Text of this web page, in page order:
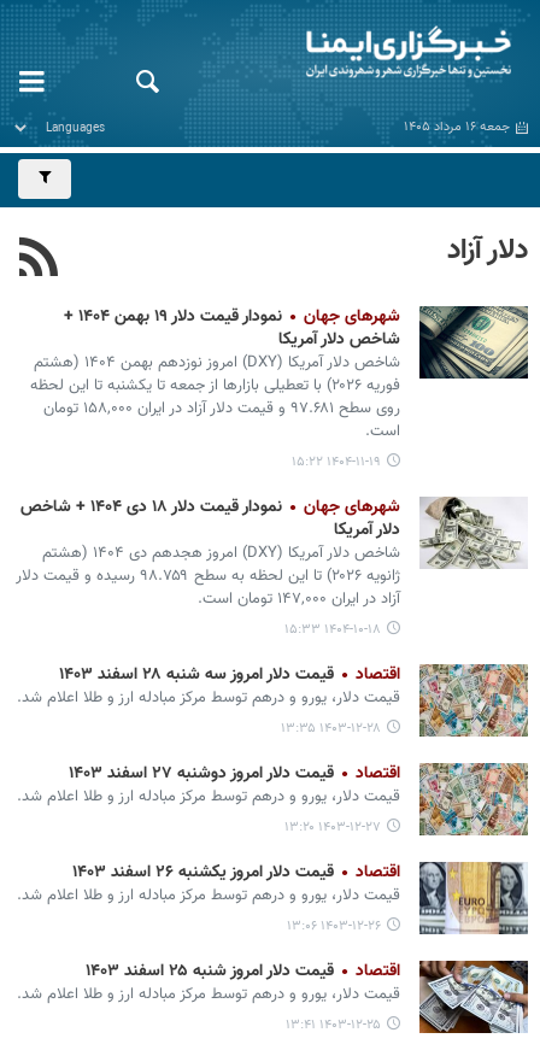
جمعه ۱۶ مرداد ۱۴۰۵
دلار آزاد
شهرهای جهان
نمودار قیمت دلار ۱۹ بهمن ۱۴۰۴ +
شاخص دلار آمریکا
شاخص دلار آمریکا (DXY) امروز نوزدهم بهمن ۱۴۰۴ (هشتم
فوریه ۲۰۲۶) با تعطیلی بازارها از جمعه تا یکشنبه تا این لحظه
روی سطح ۹۷.۶۸۱ و قیمت دلار آزاد در ایران ۱۵۸,۰۰۰ تومان
است.
۱۴۰۴-۱۱-۱۹ ۱۵:۲۲
شهرهای جهان
نمودار قیمت دلار ۱۸ دی ۱۴۰۴ + شاخص
دلار آمریکا
شاخص دلار آمریکا (DXY) امروز هجدهم دی ۱۴۰۴ (هشتم
ژانویه ۲۰۲۶) تا این لحظه به سطح ۹۸.۷۵۹ رسیده و قیمت دلار
آزاد در ایران ۱۴۷,۰۰۰ تومان است.
۱۴۰۴-۱۰-۱۸ ۱۵:۳۳
اقتصاد قیمت دلار امروز سه شنبه ۲۸ اسفند ۱۴۰۳
قیمت دلار، یورو و درهم توسط مرکز مبادله ارز و طلا اعلام شد.
۱۴۰۳-۱۲-۲۸ ۱۳:۳۵
اقتصاد قیمت دلار امروز دوشنبه ۲۷ اسفند ۱۴۰۳
قیمت دلار، یورو و درهم توسط مرکز مبادله ارز و طلا اعلام شد.
۱۴۰۳-۱۲-۲۷ ۱۳:۲۰
اقتصاد قیمت دلار امروز یکشنبه ۲۶ اسفند ۱۴۰۳
قیمت دلار، یورو و درهم توسط مرکز مبادله ارز و طلا اعلام شد.
۱۴۰۳-۱۲-۲۶ ۱۳:۰۶
اقتصاد قیمت دلار امروز شنبه ۲۵ اسفند ۱۴۰۳
قیمت دلار، یورو و درهم توسط مرکز مبادله ارز و طلا اعلام شد.
۱۴۰۳-۱۲-۲۵ ۱۳:۴۱